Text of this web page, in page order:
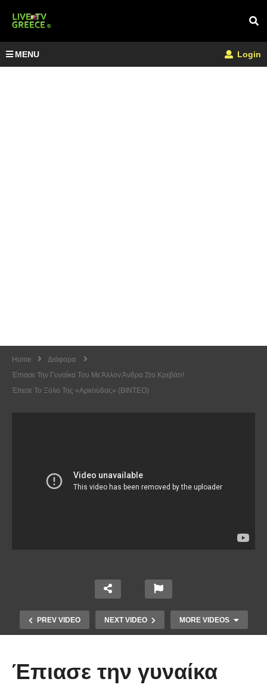
MENU Login
Home
Διάφορα
Έπιασε Την Γυναίκα Του Με Άλλον Άνδρα Στο Κρεβάτι!
Έπεσε Το Ξύλο Της «αρκούδας» (ΒΙΝΤΕΟ)
PREV VIDEO NEXT VIDEO MORE VIDEOS
Έπιασε την γυναίκα